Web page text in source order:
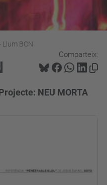
Llum BCN
Comparteix:
NEU MORTA